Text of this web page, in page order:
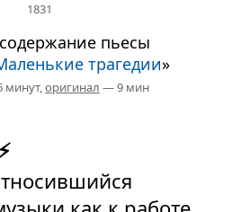
1831
пьесы
трагедии»
минут,оригинал — 9 мин